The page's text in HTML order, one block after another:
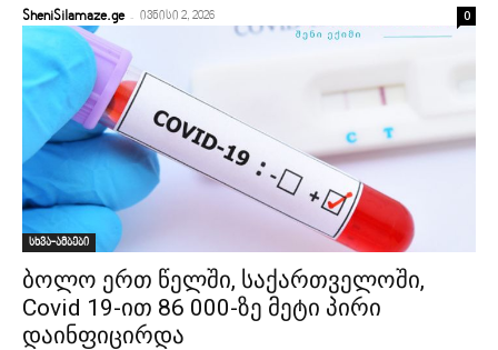
SheniSilamaze.ge - ივნისი 2, 2026 0
სხვა-ამბები
ბოლო ერთ წელში, საქართველოში,
Covid 19-ით 86 000-ზე მეტი პირი
დაინფიცირდა